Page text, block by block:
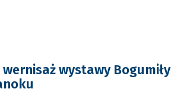
wernisaż wystawy Bogumiły